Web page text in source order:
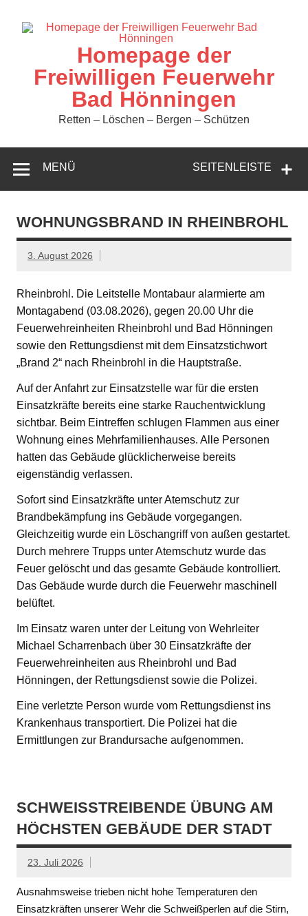
springen
Homepage der
Freiwilligen Feuerwehr
Bad Hönningen
Retten – Löschen – Bergen – Schützen
SEITENLEISTE
MENÜ
WOHNUNGSBRAND IN RHEINBROHL
3. August 2026
Rheinbrohl. Die Leitstelle Montabaur alarmierte am
Montagabend (03.08.2026), gegen 20.00 Uhr die
Feuerwehreinheiten Rheinbrohl und Bad Hönningen
sowie den Rettungsdienst mit dem Einsatzstichwort
„Brand 2“ nach Rheinbrohl in die Hauptstraße.
Auf der Anfahrt zur Einsatzstelle war für die ersten
Einsatzkräfte bereits eine starke Rauchentwicklung
sichtbar. Beim Eintreffen schlugen Flammen aus einer
Wohnung eines Mehrfamilienhauses. Alle Personen
hatten das Gebäude glücklicherweise bereits
eigenständig verlassen.
Sofort sind Einsatzkräfte unter Atemschutz zur
Brandbekämpfung ins Gebäude vorgegangen.
Gleichzeitig wurde ein Löschangriff von außen gestartet.
Durch mehrere Trupps unter Atemschutz wurde das
Feuer gelöscht und das gesamte Gebäude kontrolliert.
Das Gebäude wurde durch die Feuerwehr maschinell
belüftet.
Im Einsatz waren unter der Leitung von Wehrleiter
Michael Scharrenbach über 30 Einsatzkräfte der
Feuerwehreinheiten aus Rheinbrohl und Bad
Hönningen, der Rettungsdienst sowie die Polizei.
Eine verletzte Person wurde vom Rettungsdienst ins
Krankenhaus transportiert. Die Polizei hat die
Ermittlungen zur Brandursache aufgenommen.
SCHWEISSTREIBENDE ÜBUNG AM H
ÖCHSTEN GEBÄUDE DER STADT
23. Juli 2026
Ausnahmsweise trieben nicht hohe Temperaturen den
Einsatzkräften unserer Wehr die Schweißperlen auf die Stirn,